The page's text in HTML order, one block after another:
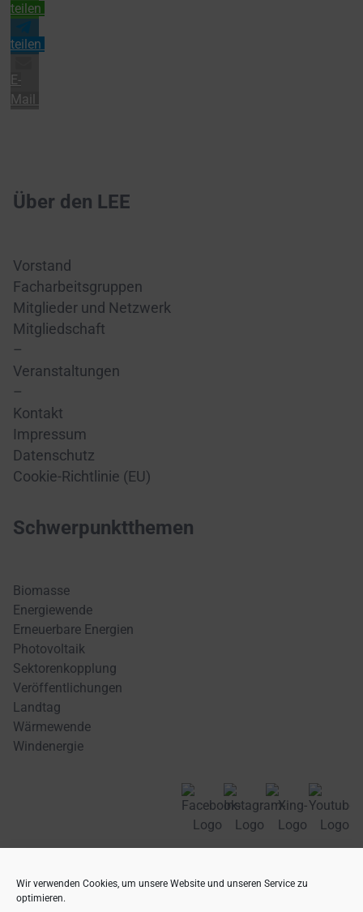
Wir verwenden Cookies, um unsere Website und unseren Service zu
optimieren.
teilen
teilen
E-
Mail
Über den LEE
Vorstand
Facharbeitsgruppen
Mitglieder und Netzwerk
Mitgliedschaft
–
Veranstaltungen
–
Kontakt
Impressum
Datenschutz
Cookie-Richtlinie (EU)
Schwerpunktthemen
Biomasse
Energiewende
Erneuerbare Energien
Photovoltaik
Sektorenkopplung
Veröffentlichungen
Landtag
Wärmewende
Windenergie
Doberaner Str. 13, 18057 Rostock